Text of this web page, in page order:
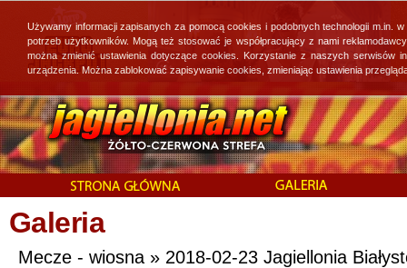
Galeria
Mecze - wiosna » 2018-02-23 Jagiellonia
Używamy informacji zapisanych za pomocą cookies i podobnych technologii
potrzeb użytkowników. Mogą też stosować je współpracujący z nami
można zmienić ustawienia dotyczące cookies. Korzystanie z naszych
urządzenia. Można zablokować zapisywanie cookies, zmieniając ustawienia